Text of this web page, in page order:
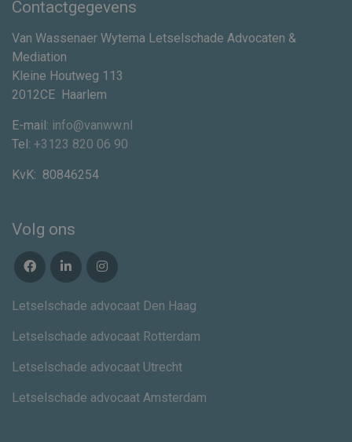
Contactgegevens
Van Wassenaer Wytema Letselschade Advocaten &
Mediation
Kleine Houtweg 113
2012CE Haarlem
E-mail: info@vanww.nl
Tel: +3123 820 06 90
KvK: 80846254
Volg ons
Letselschade advocaat Den Haag
Letselschade advocaat Rotterdam
Letselschade advocaat Utrecht
Letselschade advocaat Amsterdam